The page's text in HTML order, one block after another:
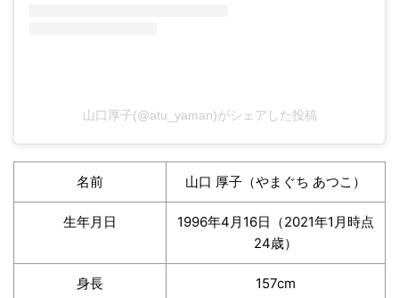
山口厚子(@atu_yaman)がシェアした投稿
名前 山口 厚子（やまぐち あつこ）
生年月日
1996年4月16日（2021年1月時点
24歳）
身長 157cm